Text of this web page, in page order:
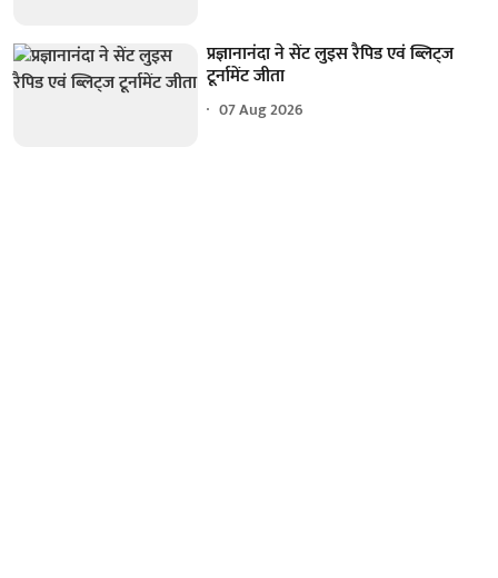
प्रज्ञानानंदा ने सेंट लुइस रैपिड एवं ब्लिट्ज
टूर्नामेंट जीता
07 Aug 2026